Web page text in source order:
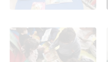
Hermanamiento lector
6°A- 1°A_CEIP FDLR_Las